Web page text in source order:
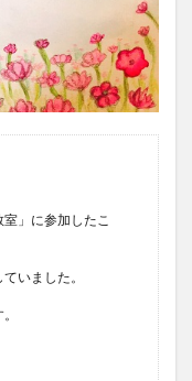
」に参加したこ
いました。